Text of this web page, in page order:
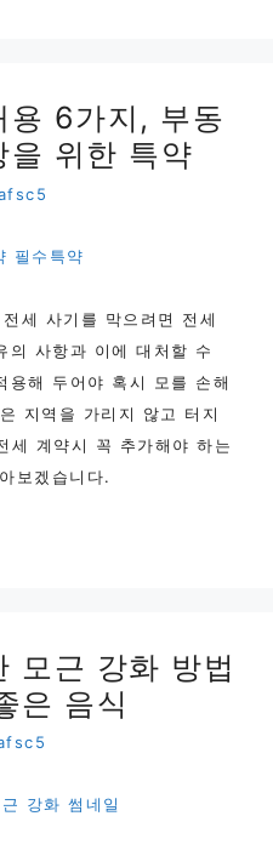
용 6가지, 부동
을 위한 특약
세 사기를 막으려면 전세
의 사항과 이에 대처할 수
용해 두어야 혹시 모를 손해
지역을 가리지 않고 터지
세 계약시 꼭 추가해야 하는
보겠습니다.
모근 강화 방법
은 음식